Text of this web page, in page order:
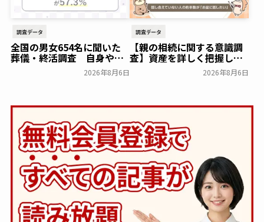
調査データ
全国の男女654名に聞いた
葬儀・終活調査 自身や家
族の葬儀について「特に考
えていない」が57.3％～
2026年8月6日
調査データ
【親の相続に関する意識調
査】資産を詳しく把握して
いる人はわずか7％？具体的
に話せていない人の約半数
節約。」が親の相続につい
て400名を対象に意識調査
を実施～Sasuke Financial
Lab～ 一般公開
2026年8月6日